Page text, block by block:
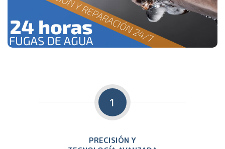
1
PRECISIÓN Y